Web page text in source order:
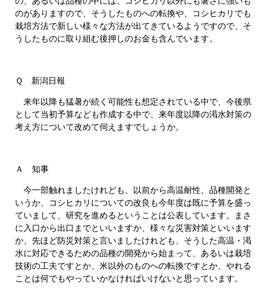
のがありますので、そうしたものへの転換や、コシヒカリでも
栽培方法で新しい様々な方法が出てきているようですので、そ
うしたものに取り組む後押しのお金も含んでいます。
Ｑ 新潟日報
来年以降も猛暑が続く可能性も想定されている中で、今後県
として当初予算なども作成する中で、来年度以降の渇水対策の
考え方について改めて伺えますでしょうか。
Ａ 知事
今一部触れましたけれども、以前から高温耐性、品種開発と
いうか、コシヒカリについての改良も今年度は既に予算を盛っ
ていまして、研究を進めるということは公表しています。まさ
に入口から出口までといいますか、様々な災害対策といいます
か、先ほど防災対策と言いましたけれども、そうした高温・渇
水に対応できるための品種の開発から始まって、あるいは栽培
技術の工夫ですとか、米以外のものへの転換ですとか、やれる
ことは何でもやっていかなければいけないと思っています。